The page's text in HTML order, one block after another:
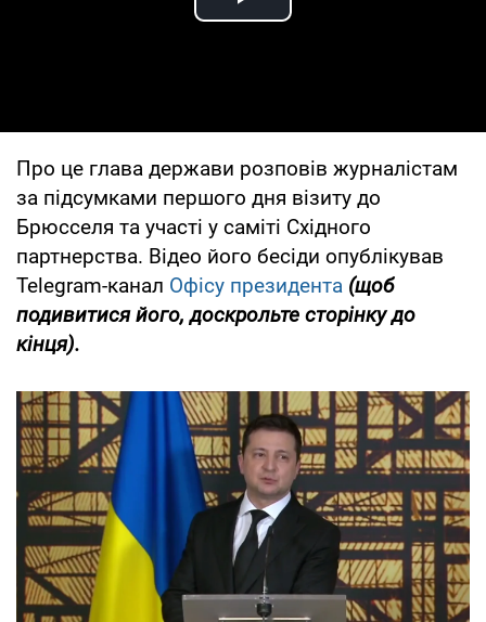
Play Video
Про це глава держави розповів журналістам
за підсумками першого дня візиту до
Брюсселя та участі у саміті Східного
партнерства. Відео його бесіди опублікував
Telegram-канал Офісу президента (щоб
подивитися його, доскрольте сторінку до
кінця).